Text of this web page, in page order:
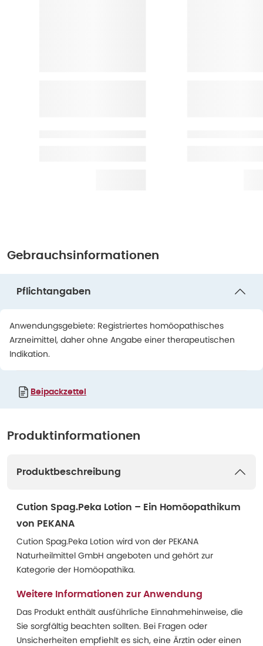
Gebrauchsinformationen
Pflichtangaben
Anwendungsgebiete: Registriertes homöopathisches
Arzneimittel, daher ohne Angabe einer therapeutischen
Indikation.
Beipackzettel
Produktinformationen
Produktbeschreibung
Cution Spag.Peka Lotion – Ein Homöopathikum
von PEKANA
Cution Spag.Peka Lotion wird von der PEKANA
Naturheilmittel GmbH angeboten und gehört zur
Kategorie der Homöopathika.
Weitere Informationen zur Anwendung
Das Produkt enthält ausführliche Einnahmehinweise, die
Sie sorgfältig beachten sollten. Bei Fragen oder
Unsicherheiten empfiehlt es sich, eine Ärztin oder einen